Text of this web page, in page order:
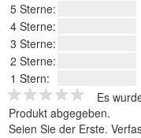
5 Sterne:
4 Sterne:
3 Sterne:
2 Sterne:
1 Stern:
Es
Produkt abgegeben.
Seien Sie der Erste.